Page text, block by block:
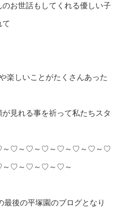
お世話もしてくれる優しい子
て
楽しいことがたくさんあった
見れる事を祈って私たちスタ
♡～♡～♡～♡～♡～♡～♡
♡～♡～♡～♡～
最後の平塚園のブログとなり